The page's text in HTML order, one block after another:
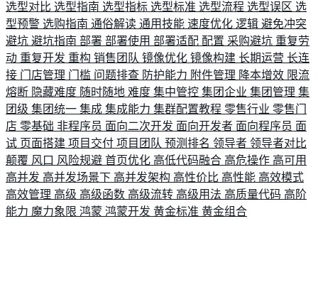
选型对比 选型指南 选型指标 选型标准 选型流程 选型误区 选
型预警 选购指南 通俗解读 通用技能 速度优化 逻辑 避免冲突
避坑 避坑指南 部署 部署使用 部署适配 配置 采购避坑 重复劳
动 重复开发 重构 销售团队 镜像优化 镜像构建 长期运营 长连
接 门店管理 门槛 问题排查 防护能力 附件管理 降本增效 限流
熔断 隐藏难度 随时随地 难度 集中管控 集团企业 集团管理 集
团级 集团统一 集成 集成能力 集群配置教程 零售行业 零售门
店 零基础 非程序员 面向二次开发 面向开发者 面向程序员 面
试 页面搭建 项目交付 项目团队 预测排名 领导者 领导者对比
颠覆 风口 风险规避 首页优化 高低代码融合 高危操作 高可用
高并发 高并发场景下 高并发架构 高性价比 高性能 高效模式
高效管理 高级 高级函数 高级流转 高级用法 高质量代码 高阶
能力 魔力象限 鸿蒙 鸿蒙开发 黄金标准 黄金组合